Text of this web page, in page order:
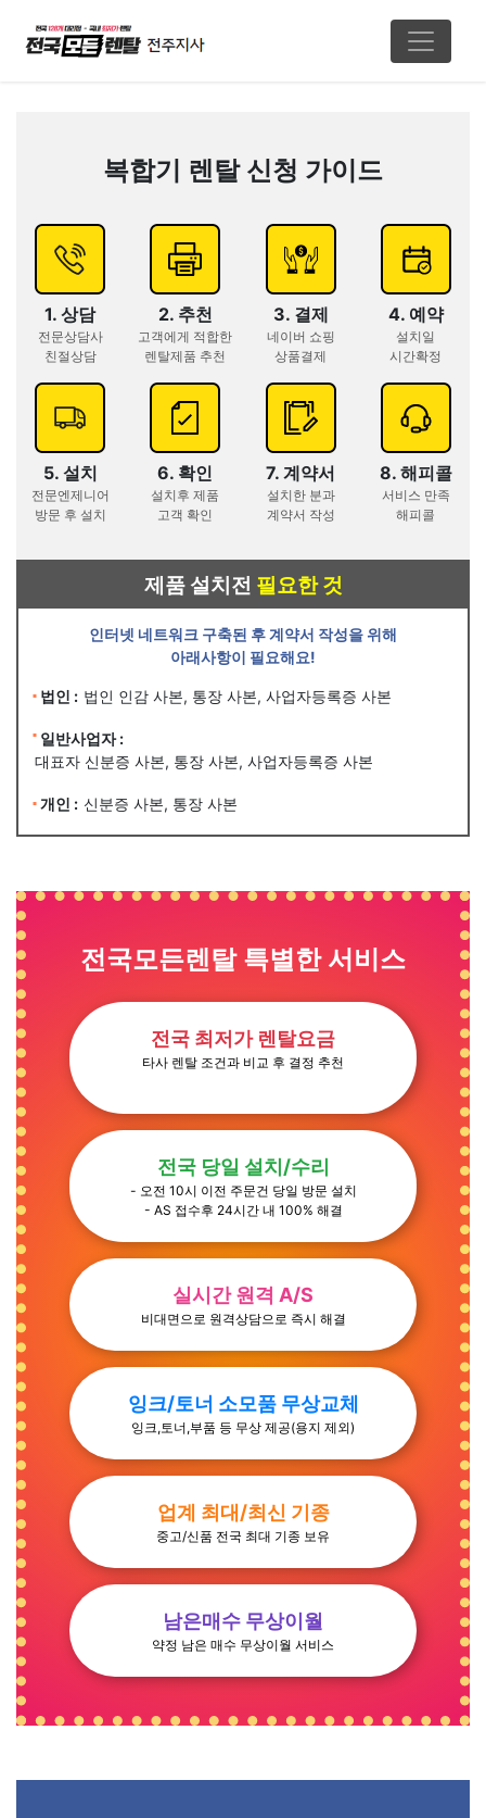
복합기 렌탈 신청 가이드
1. 상담
전문상담사
친절상담
2. 추천
고객에게 적합한
렌탈제품 추천
3. 결제
네이버 쇼핑
상품결제
4. 예약
설치일
시간확정
5. 설치
전문엔제니어
방문 후 설치
6. 확인
설치후 제품
고객 확인
7. 계약서
설치한 분과
계약서 작성
8. 해피콜
서비스 만족
해피콜
제품 설치전 필요한 것
인터넷 네트워크 구축된 후 계약서 작성을 위해
아래사항이 필요해요!
법인 : 법인 인감 사본, 통장 사본, 사업자등록증 사본
일반사업자 :
대표자 신분증 사본, 통장 사본, 사업자등록증 사본
개인 : 신분증 사본, 통장 사본
전국모든렌탈 특별한 서비스
전국 최저가 렌탈요금
타사 렌탈 조건과 비교 후 결정 추천
전국 당일 설치/수리
- 오전 10시 이전 주문건 당일 방문 설치
- AS 접수후 24시간 내 100% 해결
실시간 원격 A/S
비대면으로 원격상담으로 즉시 해결
잉크/토너 소모품 무상교체
잉크,토너,부품 등 무상 제공(용지 제외)
업계 최대/최신 기종
중고/신품 전국 최대 기종 보유
남은매수 무상이월
약정 남은 매수 무상이월 서비스